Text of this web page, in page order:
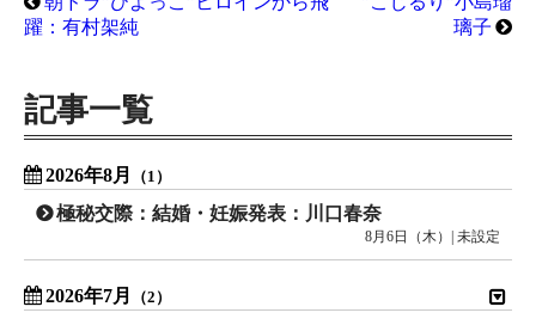
躍：有村架純
璃子
記事一覧
2026年8月 （1）
極秘交際：結婚・妊娠発表：川口春奈
8月6日（木）| 未設定
2026年7月 （2）